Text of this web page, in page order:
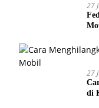
27
27
di